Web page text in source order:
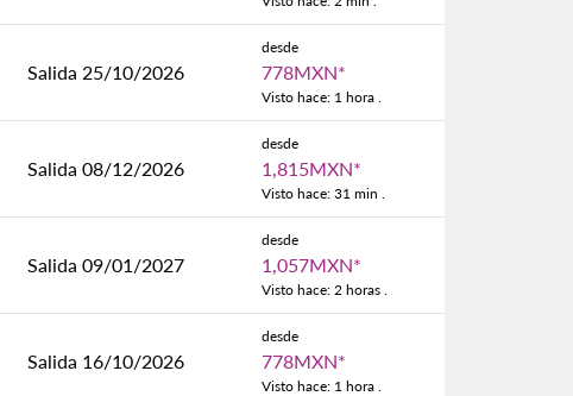
Salida 25/10/2026
desde
778MXN*
Visto hace: 1 hora .
Salida 08/12/2026
desde
1,815MXN*
Visto hace: 31 min .
Salida 09/01/2027
desde
1,057MXN*
Visto hace: 2 horas .
Salida 16/10/2026
desde
778MXN*
Visto hace: 1 hora .